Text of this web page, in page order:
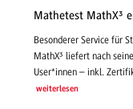
Mathetest MathX³
Besonderer Service für
MathX³ liefert nach
User*innen – inkl.
weiterlesen